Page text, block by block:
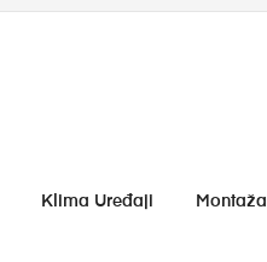
Klima Uređaji Montaža